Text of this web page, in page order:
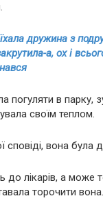
дружина з
а, ох і
погуляти в парку,
своїм теплом.
сповіді, вона була
до лікарів, а може
торочити вона.